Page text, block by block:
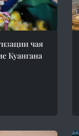
чая
Куангана